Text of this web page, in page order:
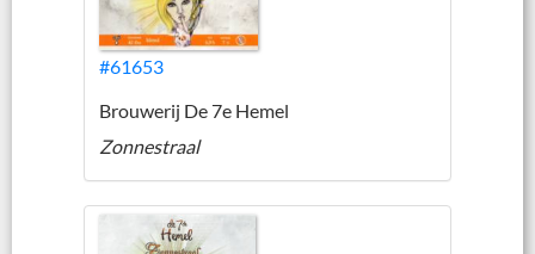
#61653
Brouwerij De 7e Hemel
Zonnestraal